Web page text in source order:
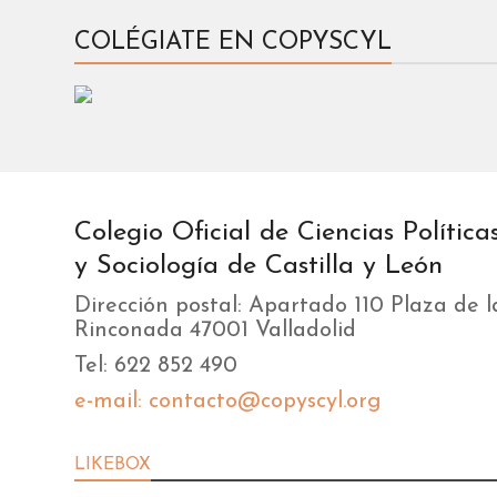
COLÉGIATE EN COPYSCYL
Colegio Oficial de Ciencias
y Sociología de Castilla y León
Dirección postal: Apartado 110 Plaza de
Rinconada 47001 Valladolid
Tel: 622 852 490
e-mail: contacto@copyscyl.org
LIKEBOX